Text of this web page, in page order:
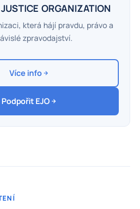
ORGANIZATION
která hájí pravdu, právo a
zpravodajství.
Více info
Podpořit EJO